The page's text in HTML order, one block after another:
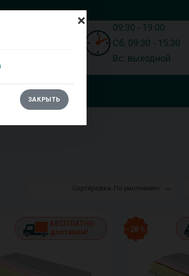
09:30 - 19.00
Сб: 09:30 - 15.30
Вс: выходной
КОМОДЫ
×
ЗАКРЫТЬ
Сортировка: По умолчанию
БЕСПЛАТНО
доставим!
- 28 %